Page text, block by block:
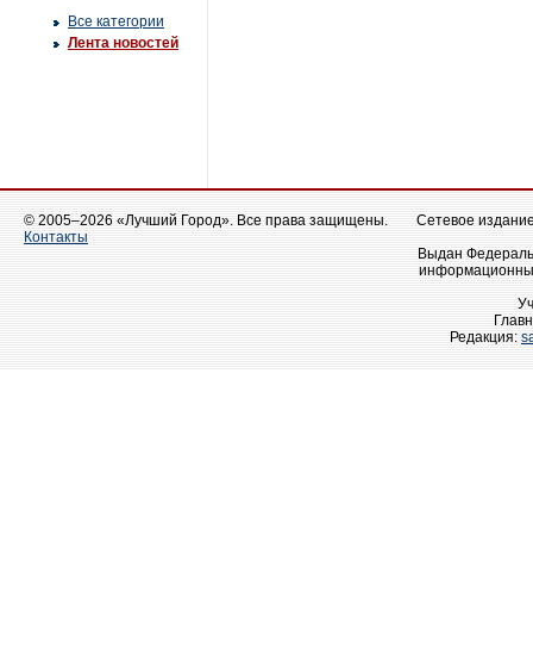
Все категории
Лента новостей
© 2005–2026 «Лучший Город». Все права защищены.
Контакты
Сетевое
Выдан
Редакция: